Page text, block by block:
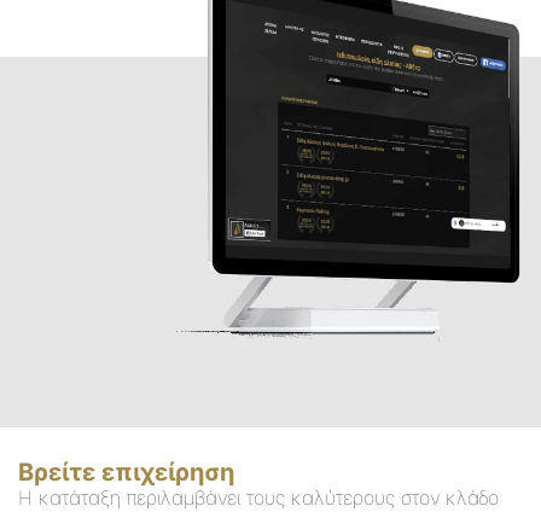
Βρείτε επιχείρηση
Η κατάταξη περιλαμβάνει τους καλύτερους στον κλάδο